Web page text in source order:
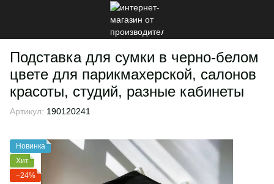
Подставка для сумки в черно-белом
цвете для парикмахерской, салонов
красоты, студий, разные кабинеты
Артикул: 190120241
Новинка
Хит
−24%